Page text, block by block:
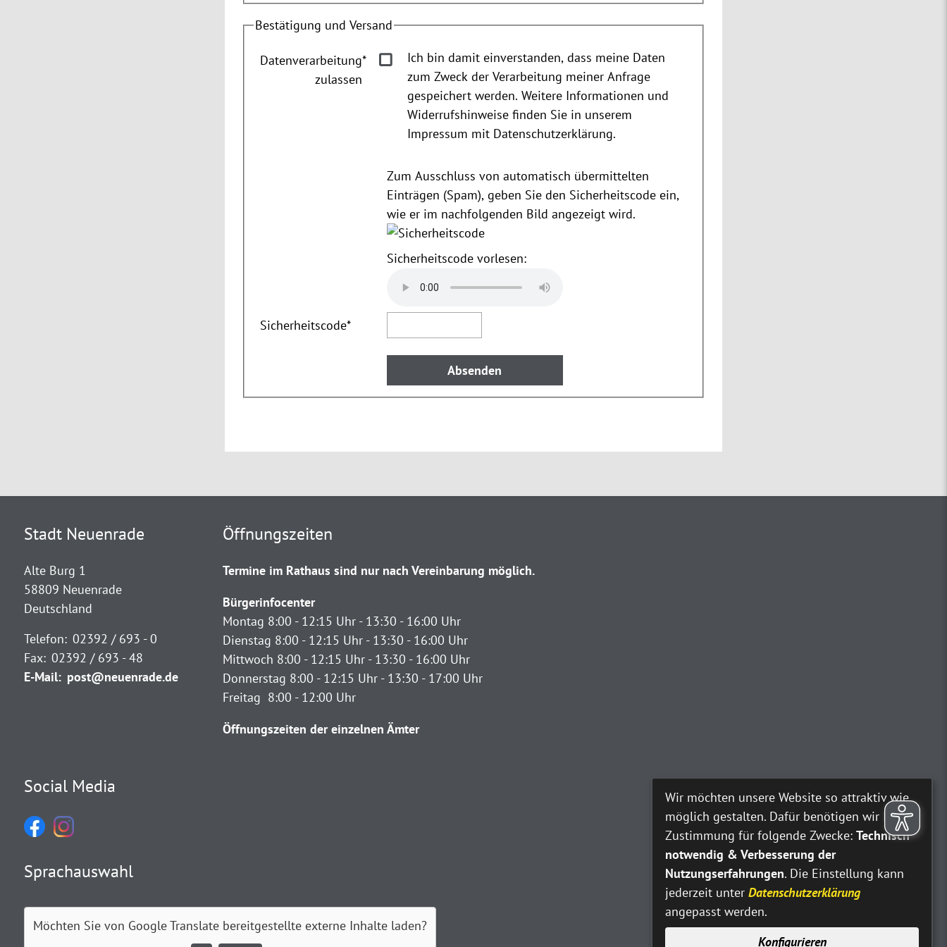
Bestätigung und Versand
Datenverarbeitung
zulassen
*
Ich bin damit einverstanden, dass meine Daten
zum Zweck der Verarbeitung meiner Anfrage
gespeichert werden. Weitere Informationen und
Widerrufshinweise finden Sie in unserem
Impressum mit Datenschutzerklärung.
Zum Ausschluss von automatisch übermittelten
Einträgen (Spam), geben Sie den Sicherheitscode ein,
wie er im nachfolgenden Bild angezeigt wird.
Sicherheitscode vorlesen:
Sicherheitscode*
Stadt Neuenrade
Alte Burg 1
58809 Neuenrade
Deutschland
Telefon: 02392 / 693 - 0
Fax: 02392 / 693 - 48
E-Mail: post@neuenrade.de
Öffnungszeiten
Termine im Rathaus sind nur nach Vereinbarung möglich.
Bürgerinfocenter
Montag 8:00 - 12:15 Uhr - 13:30 - 16:00 Uhr
Dienstag 8:00 - 12:15 Uhr - 13:30 - 16:00 Uhr
Mittwoch 8:00 - 12:15 Uhr - 13:30 - 16:00 Uhr
Donnerstag 8:00 - 12:15 Uhr - 13:30 - 17:00 Uhr
Freitag 8:00 - 12:00 Uhr
Öffnungszeiten der einzelnen Ämter
Social Media
Sprachauswahl
Möchten Sie von Google Translatebereitgestellte externe Inhalte laden?
Wir möchten unsere Website so attraktiv wie
möglich gestalten. Dafür benötigen wir Ihre
Zustimmung für folgende Zwecke: Technisch
notwendig & Verbesserung der
Nutzungserfahrungen. Die Einstellung kann
jederzeit unter Datenschutzerklärung
angepasst werden.
Konfigurieren